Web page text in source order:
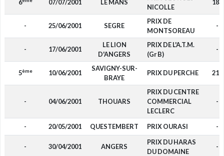
6 07/07/2001 LE MANS
NICOLLE
183
- 25/06/2001 SEGRE
PRIX DE
MONTSOREAU
-
- 17/06/2001
LE LION
D'ANGERS
PRIX DE L'A.T.M.
(Gr B)
-
5ème 10/06/2001
SAVIGNY-SUR-
BRAYE
PRIX DU PERCHE 210
- 04/06/2001 THOUARS
PRIX DU CENTRE
COMMERCIAL
LECLERC
-
- 20/05/2001 QUESTEMBERT PRIX OURASI -
- 30/04/2001 ANGERS
PRIX DU HARAS
DU DOMAINE
-